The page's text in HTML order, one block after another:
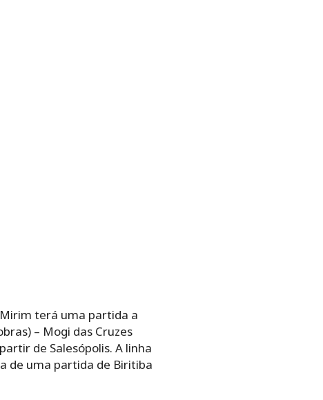
terá uma partida a
– Mogi das Cruzes
de Salesópolis. A linha
de uma partida de Biritiba